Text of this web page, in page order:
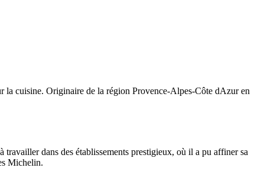
la cuisine. Originaire de la région Provence-Alpes-Côte dAzur en
dans des établissements prestigieux, où il a pu affiner sa
Michelin.